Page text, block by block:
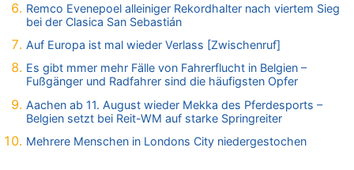
06.08.2026 - 16:10 von Dax zu
Wasserstand des Rheins in NRW so niedrig wie noch nie
06.08.2026 - 15:51 von SuperBoy zu
Eschweiler: 16-Jähriger soll seine Oma ermordet haben
06.08.2026 - 15:42 von PvD zu
Mehrere Menschen in Londons City niedergestochen
06.08.2026 - 15:42 von Dax zu
Zweite Hitzewelle in diesem Sommer ist jetzt amtlich
Remco Evenepoel alleiniger Rekordhalter nach viertem Sieg
bei der Clasica San Sebastián
Auf Europa ist mal wieder Verlass [Zwischenruf]
Es gibt mmer mehr Fälle von Fahrerflucht in Belgien –
Fußgänger und Radfahrer sind die häufigsten Opfer
Aachen ab 11. August wieder Mekka des Pferdesports –
Belgien setzt bei Reit-WM auf starke Springreiter
Mehrere Menschen in Londons City niedergestochen